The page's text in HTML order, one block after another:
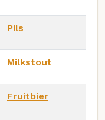
Pils
Milkstout
Fruitbier